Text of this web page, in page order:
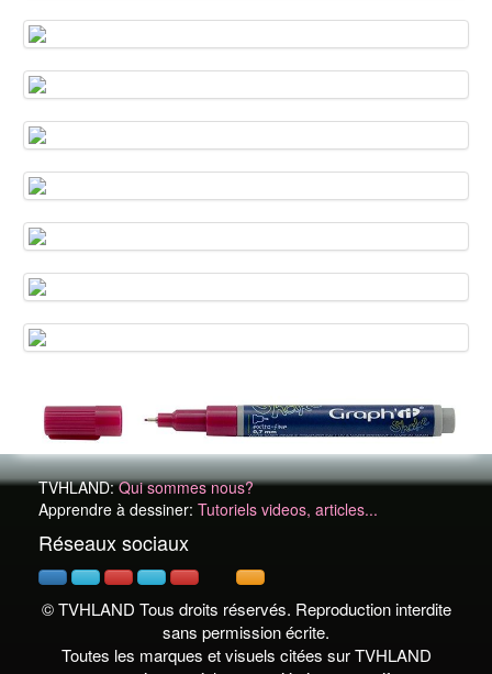
TVHLAND:Qui sommes nous?
Apprendre à dessiner: Tutoriels videos, articles...
Réseaux sociaux
© TVHLAND Tous droits réservés. Reproduction interdite
sans permission écrite.
Toutes les marques et visuels citées sur TVHLAND